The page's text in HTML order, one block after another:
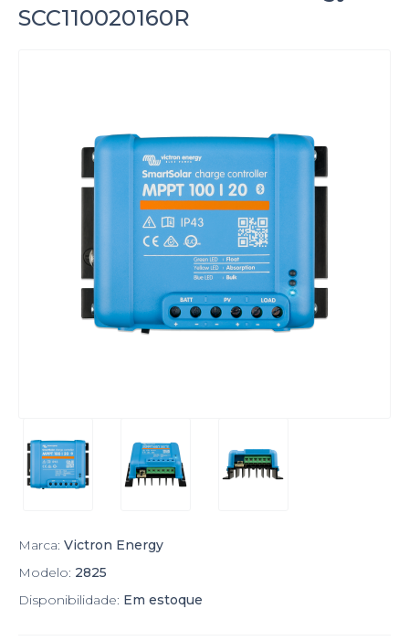
SCC110020160R
Marca: Victron Energy
Modelo: 2825
Disponibilidade: Em estoque